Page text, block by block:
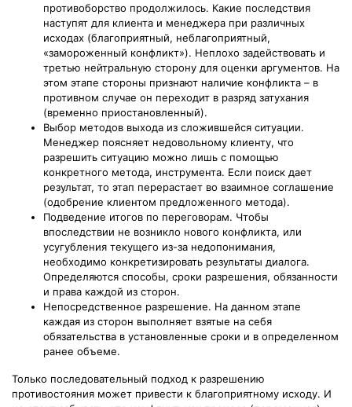
противоборство продолжилось. Какие последствия
наступят для клиента и менеджера при различных
исходах (благоприятный, неблагоприятный,
«замороженный конфликт»). Неплохо задействовать и
третью нейтральную сторону для оценки аргументов. На
этом этапе стороны признают наличие конфликта – в
противном случае он переходит в разряд затухания
(временно приостановленный).
Выбор методов выхода из сложившейся ситуации.
Менеджер поясняет недовольному клиенту, что
разрешить ситуацию можно лишь с помощью
конкретного метода, инструмента. Если поиск дает
результат, то этап перерастает во взаимное соглашение
(одобрение клиентом предложенного метода).
Подведение итогов по переговорам. Чтобы
впоследствии не возникло нового конфликта, или
усугубления текущего из-за недопонимания,
необходимо конкретизировать результаты диалога.
Определяются способы, сроки разрешения, обязанности
и права каждой из сторон.
Непосредственное разрешение. На данном этапе
каждая из сторон выполняет взятые на себя
обязательства в установленные сроки и в определенном
ранее объеме.
Только последовательный подход к разрешению
противостояния может привести к благоприятному исходу. И